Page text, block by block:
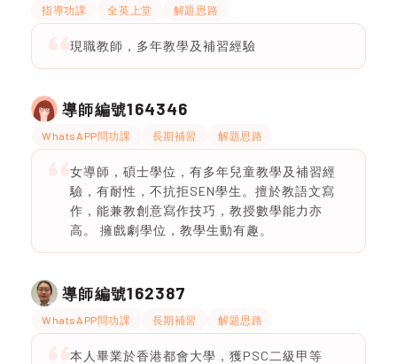
指導功課 全英上堂 解題思路
現職教師，多年教學及補習經驗
導師編號164346
WhatsAPP問功課 長期補習 解題思路
女導師，碩士學位，有多年兒童教學及補習經
驗，有耐性，不抗拒SEN學生。擅於教語文寫
作，能兼教創意寫作技巧，教授數學能力亦
高。 擁戲劇學位，教學生動有趣。
導師編號162387
WhatsAPP問功課 長期補習 解題思路
本人畢業於香港都會大學，獲PSC二級甲等